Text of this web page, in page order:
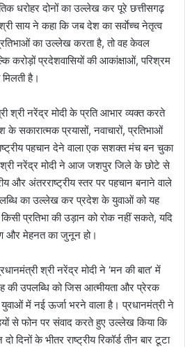
धरोहर दोनों का उल्लेख कर पूरे छत्तीसगढ़
साय ने कहा कि जब देश का सर्वाेच्च नेतृत्व
का उल्लेख करता है, तो वह केवल
करोड़ों प्रदेशवासियों की आकांक्षाओं, परिश्रम
है।
श्री नरेंद्र मोदी के प्रति आभार व्यक्त करते
सकारात्मक प्रयासों, नवाचारों, प्रतिभाओं
पहचान देने वाला एक सशक्त मंच बन चुका
श्री नरेंद्र मोदी ने आज जशपुर जिले के छोटे से
और अंतरराष्ट्रीय स्तर पर पहचान बनाने वाले
का उल्लेख कर प्रदेश के युवाओं को यह
प्रतिभा की उड़ान को रोक नहीं सकते, यदि
और मेहनत का जुनून हो।
श्री नरेंद्र मोदी ने ‘मन की बात’ में
की उपलब्धि को जिस आत्मीयता और प्रेरक
में नई ऊर्जा भरने वाला है। प्रधानमंत्री ने
से फोन पर संवाद करते हुए उल्लेख किया कि
दिनों के भीतर राष्ट्रीय रिकॉर्ड तीन बार टूटा